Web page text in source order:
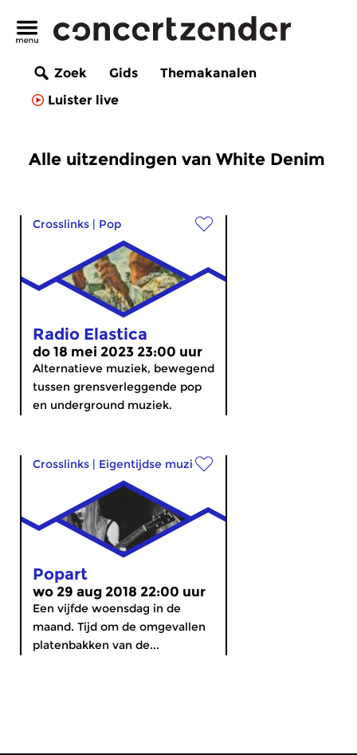
Zoek Gids
Themakanalen
Luister live
Alle uitzendingen van White Denim
Crosslinks | Pop
Radio Elastica
do 18 mei 2023 23:00 uur
Alternatieve muziek, bewegend
tussen grensverleggende pop
en underground muziek.
Crosslinks | Eigentijdse muziek
Popart
wo 29 aug 2018 22:00 uur
Een vijfde woensdag in de
maand. Tijd om de omgevallen
platenbakken van de...